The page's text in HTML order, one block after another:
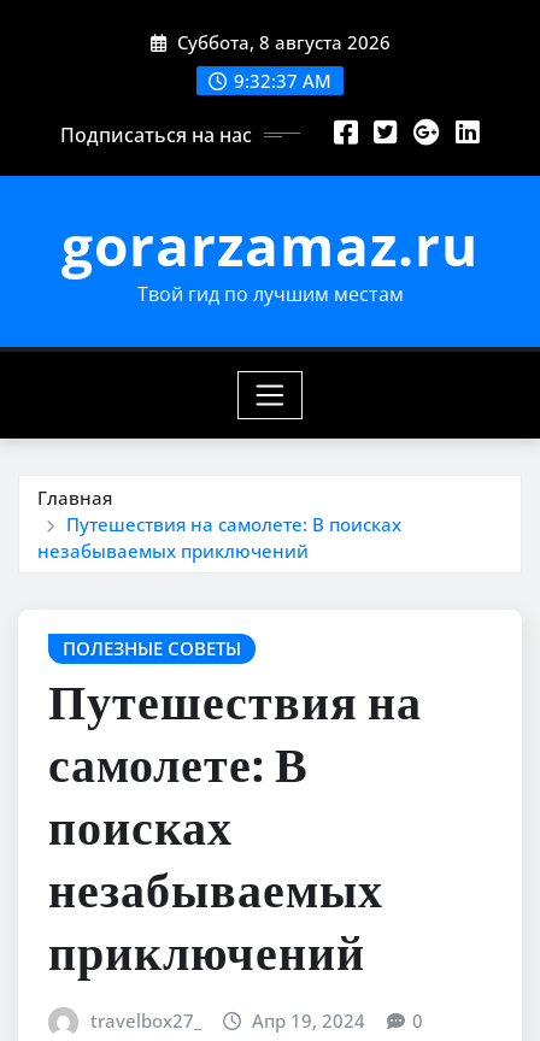
Суббота, 8 августа 2026
9:32:39 AM
Подписаться на нас
gorarzamaz.ru
Твой гид по лучшим местам
Главная
Путешествия на самолете: В поисках
незабываемых приключений
ПОЛЕЗНЫЕ СОВЕТЫ
Путешествия на
самолете: В
поисках
незабываемых
приключений
travelbox27_ Апр 19, 2024 0